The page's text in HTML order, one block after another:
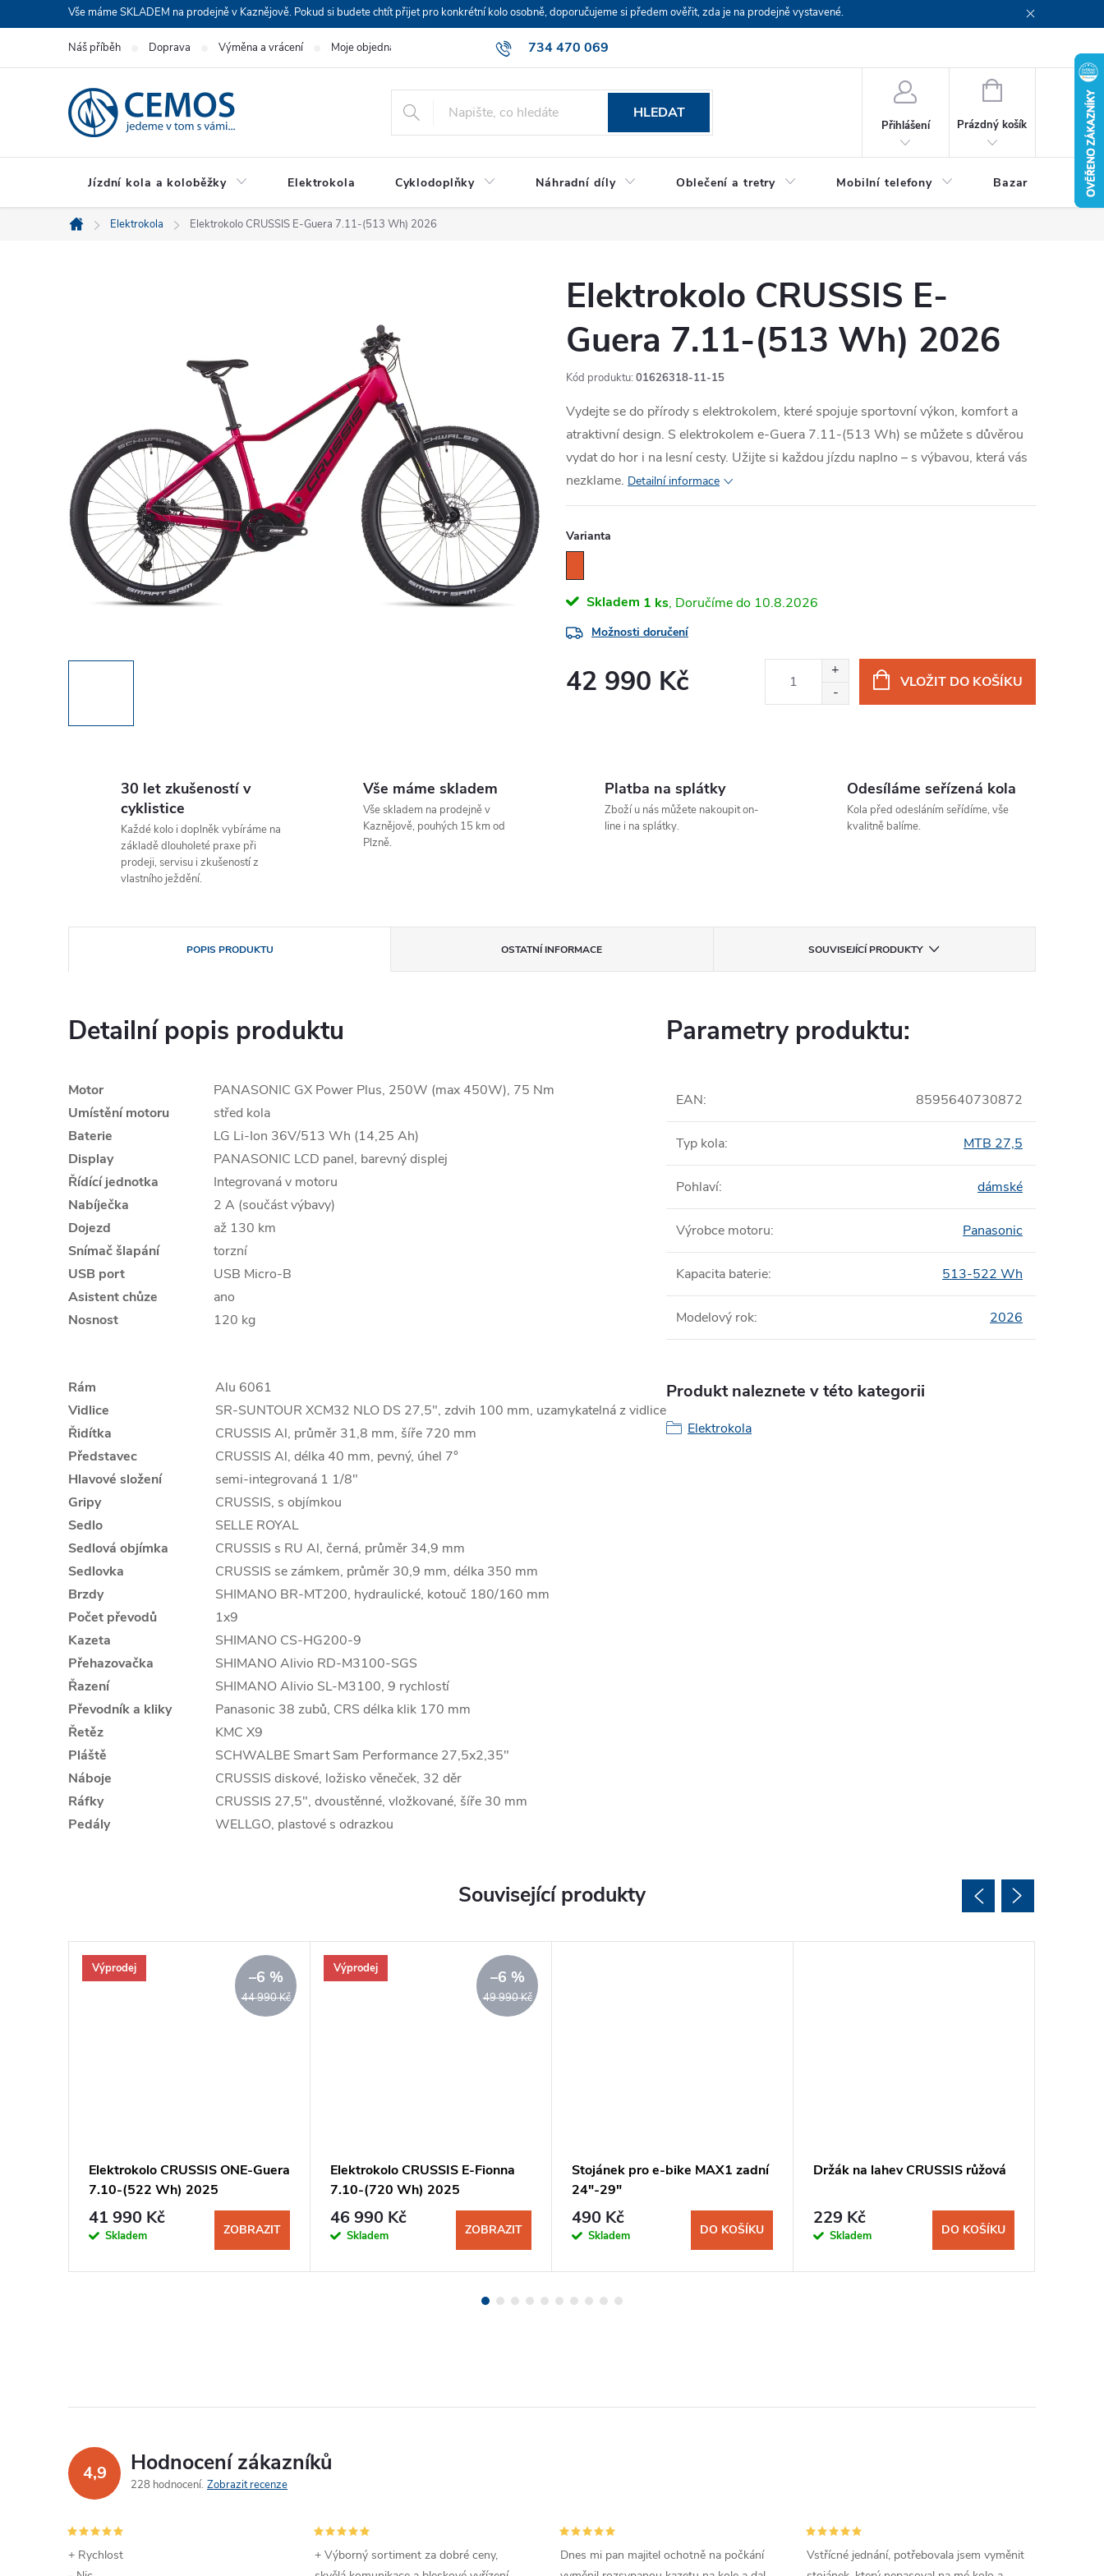
na
Vše máme SKLADEM na prodejně v Kaznějově. Pokud si budete chtít přijet pro konkrétní kolo osobně, doporučujeme si předem ověřit, zda je na prodejně vystavené.
734 470 069
Náš příběh Doprava Výměna a vrácení Moje objednávka
HLEDAT
Přihlášení
NÁKUPNÍ
Prázdný košík
Jízdní kola a koloběžky Elektrokola Cyklodoplňky Náhradní díly Oblečení a tretry Mobilní telefony Bazar Servis
Domů
Elektrokola Elektrokolo CRUSSIS E-Guera 7.11-(513 Wh) 2026
Elektrokolo CRUSSIS E-
Guera 7.11-(513 Wh) 2026
Kód produktu: 01626318-11-15
Vydejte se do přírody s elektrokolem, které spojuje sportovní výkon, komfort a
atraktivní design. S elektrokolem e-Guera 7.11-(513 Wh) se můžete s důvěrou
vydat do hor i na lesní cesty. Užijte si každou jízdu naplno – s výbavou, která vás
nezklame. Detailní informace
Varianta
Skladem 1 ks 10.8.2026
Možnosti doručení
42 990 Kč VLOŽIT DO KOŠÍKU
30 let zkušeností v
cyklistice
Každé kolo i doplněk vybíráme na
základě dlouholeté praxe při
prodeji, servisu i zkušeností z
vlastního ježdění.
Vše máme skladem
Vše skladem na prodejně v
Kaznějově, pouhých 15 km od
Plzně.
Platba na splátky
Zboží u nás můžete nakoupit on-
line i na splátky.
Odesíláme seřízená kola
Kola před odesláním seřídíme, vše
kvalitně balíme.
POPIS PRODUKTU OSTATNÍ INFORMACE SOUVISEJÍCÍ PRODUKTY
Detailní popis produktu
Motor
PANASONIC GX Power Plus, 250W (max 450W), 75 Nm
Umístění motoru
střed kola
Baterie
LG Li-Ion 36V/513 Wh (14,25 Ah)
Display
PANASONIC LCD panel, barevný displej
Řídící jednotka
Integrovaná v motoru
Nabíječka
2 A (součást výbavy)
Dojezd
až 130 km
Snímač šlapání
torzní
USB port
USB Micro-B
Asistent chůze
ano
Nosnost
120 kg
Rám
Alu 6061
Vidlice
SR-SUNTOUR XCM32 NLO DS 27,5", zdvih 100 mm, uzamykatelná z vidlice
Řidítka
CRUSSIS Al, průměr 31,8 mm, šíře 720 mm
Představec
CRUSSIS Al, délka 40 mm, pevný, úhel 7°
Hlavové složení
semi-integrovaná 1 1/8"
Gripy
CRUSSIS, s objímkou
Sedlo
SELLE ROYAL
Sedlová objímka
CRUSSIS s RU Al, černá, průměr 34,9 mm
Sedlovka
CRUSSIS se zámkem, průměr 30,9 mm, délka 350 mm
Brzdy
SHIMANO BR-MT200, hydraulické, kotouč 180/160 mm
Počet převodů
1x9
Kazeta
SHIMANO CS-HG200-9
Přehazovačka
SHIMANO Alivio RD-M3100-SGS
Řazení
SHIMANO Alivio SL-M3100, 9 rychlostí
Převodník a kliky
Panasonic 38 zubů, CRS délka klik 170 mm
Řetěz
KMC X9
Pláště
SCHWALBE Smart Sam Performance 27,5x2,35"
Náboje
CRUSSIS diskové, ložisko věneček, 32 děr
Ráfky
CRUSSIS 27,5", dvoustěnné, vložkované, šíře 30 mm
Pedály
WELLGO, plastové s odrazkou
Parametry produktu:
EAN: 8595640730872
Typ kola: MTB 27,5
Pohlaví: dámské
Výrobce motoru: Panasonic
Kapacita baterie: 513-522 Wh
Modelový rok: 2026
Produkt naleznete v této kategorii
Elektrokola
Související produkty
Výprodej
44 990 Kč
–6 %
Elektrokolo CRUSSIS ONE-Guera
7.10-(522 Wh) 2025
41 990 Kč
Skladem ZOBRAZIT
Výprodej
49 990 Kč
–6 %
Elektrokolo CRUSSIS E-Fionna
7.10-(720 Wh) 2025
46 990 Kč
Skladem ZOBRAZIT
Stojánek pro e-bike MAX1 zadní
24"-29"
490 Kč
Skladem DO KOŠÍKU
Držák na lahev CRUSSIS růžová
229 Kč
Skladem DO KOŠÍKU
4,9 Hodnocení zákazníků
228 hodnocení Zobrazit recenze
+ Rychlost
+ Výborný sortiment za dobré ceny,
Dnes mi pan majitel ochotně na počkání
Vstřícné jednání, potřebovala jsem vyměnit